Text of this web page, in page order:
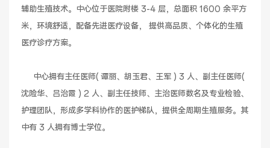
健康管理体检 手术科室
非手术科室
专家团队
辅助生殖技术。中心位于医院附楼 3-4 层，总面积 1600 余平方
米，环境舒适，配备先进医疗设备， 提供高品质、个体化的生殖
医疗诊疗方案。
沈险华、吕治霞 ) 2 人、副主任技师、主治医师数名及专业检验、
护理团队，形成多学科协作的医护梯队，提供全周期生殖服务。其
中有 3 人拥有博士学位。